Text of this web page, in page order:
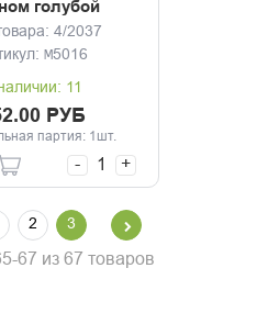
голубой
4/2037
М5016
11
РУБ
партия: 1шт.
- +
2 3
67 из 67 товаров